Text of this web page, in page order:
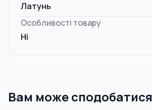
Латунь
Особливості товару
Ні
Вам може сподобатися